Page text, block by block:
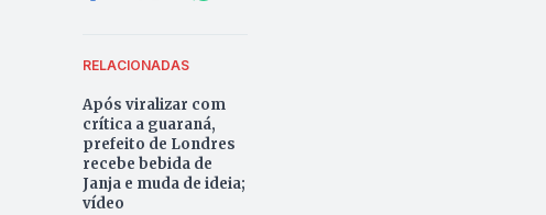
RELACIONADAS
Após viralizar com
crítica a guaraná,
prefeito de Londres
recebe bebida de
Janja e muda de ideia;
vídeo